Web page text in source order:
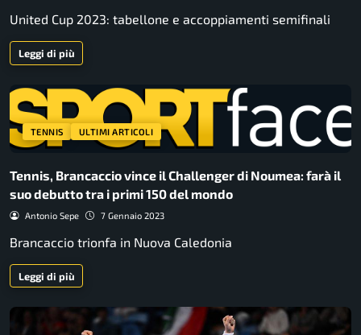
United Cup 2023: tabellone e accoppiamenti semifinali
Leggi di più
TENNIS ULTIMI ARTICOLI
Tennis, Brancaccio vince il Challenger di Noumea: farà il
suo debutto tra i primi 150 del mondo
Antonio Sepe 7 Gennaio 2023
Brancaccio trionfa in Nuova Caledonia
Leggi di più